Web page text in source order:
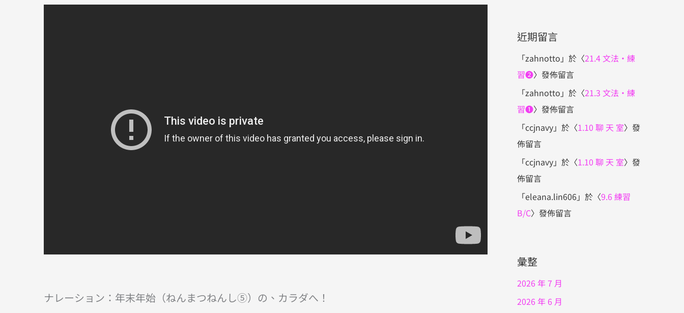
ナレーション：年末年始（ねんまつねんし⑤）の、カラダへ！
近期留言
「zahnotto 」於〈21.4 文法・練
習❷〉發佈留言
「zahnotto 」於〈21.3 文法・練
習❶〉發佈留言
「ccjnavy」於〈1.10 聊 天 室〉發
佈留言
「ccjnavy」於〈1.10 聊 天 室〉發
佈留言
「eleana.lin606」於〈9.6 練習
B/C〉發佈留言
彙整
2026 年 7 月
2026 年 6 月